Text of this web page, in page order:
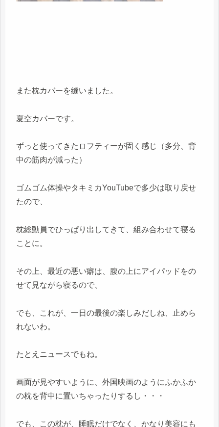
また枕カバーを縫いました。
夏空カバーです。
ずっと使ってきたロフティーが固く感じ（多分、背
中の筋肉が減った）
ゴムゴム体操やタキミカYouTubeで多少は取り戻せ
たので、
枕総動員でひっぱり出してきて、組み合わせて寝る
ことに。
その上、最近の悪い癖は、腹の上にアイパッドをの
せて見ながら寝るので、
でも、これが、一日の最後の楽しみだしね、止めら
れないわ。
たとえニュースでもね。
画面が見やすいように、外国映画のようにふかふか
の枕を背中に置いちゃったりするし・・・
でも、この枕が、睡眠だけでなく、かなり美容にも